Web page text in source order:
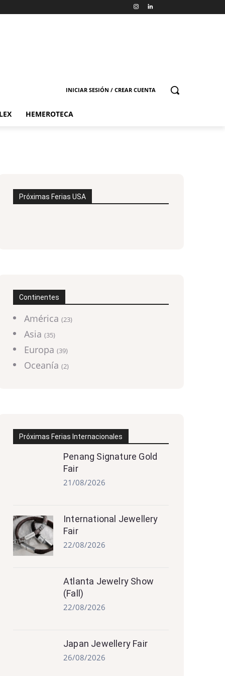
INICIAR SESIÓN / CREAR CUENTA
HEMEROTECA
Próximas Ferias USA
Continentes
América (23)
Asia (35)
Europa (39)
Oceanía (2)
Próximas Ferias Internacionales
Penang Signature Gold
Fair
21/08/2026
International Jewellery
Fair
22/08/2026
Atlanta Jewelry Show
(Fall)
22/08/2026
Japan Jewellery Fair
26/08/2026